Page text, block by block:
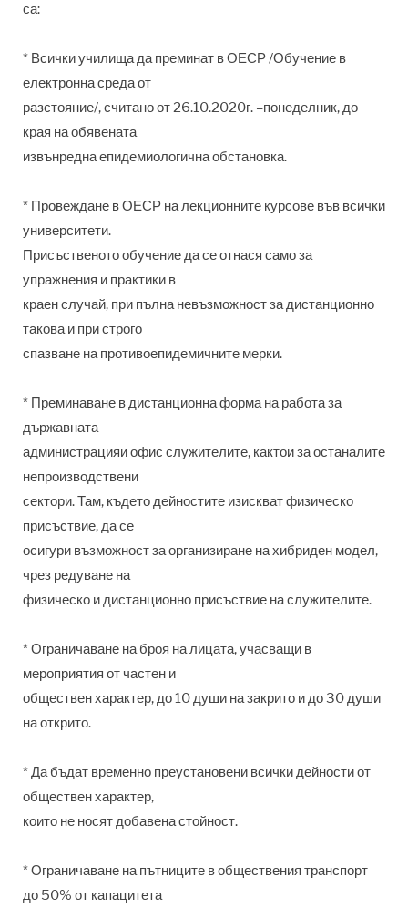
са:
* Всички училища да преминат в ОЕСР /Обучение в
електронна среда от
разстояние/, считано от 26.10.2020г. –понеделник, до
края на обявената
извънредна епидемиологична обстановка.
* Провеждане в ОЕСР на лекционните курсове във всички
университети.
Присъственото обучение да се отнася само за
упражнения и практики в
краен случай, при пълна невъзможност за дистанционно
такова и при строго
спазване на противоепидемичните мерки.
* Преминаване в дистанционна форма на работа за
държавната
администрацияи офис служителите, кактои за останалите
непроизводствени
сектори. Там, където дейностите изискват физическо
присъствие, да се
осигури възможност за организиране на хибриден модел,
чрез редуване на
физическо и дистанционно присъствие на служителите.
* Ограничаване на броя на лицата, учасващи в
мероприятия от частен и
обществен характер, до 10 души на закрито и до 30 души
на открито.
* Да бъдат временно преустановени всички дейности от
обществен характер,
които не носят добавена стойност.
* Ограничаване на пътниците в обществения транспорт
до 50% от капацитета